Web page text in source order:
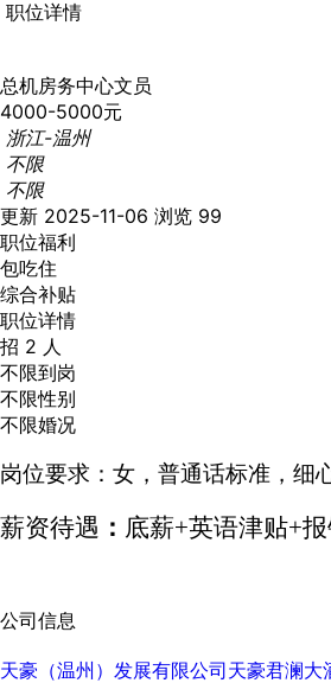
职位详情
总机房务中心文员
4000-5000元
浙江-温州
不限
不限
更新 2025-11-06 浏览 99
职位福利
包吃住
综合补贴
职位详情
招 2 人
不限到岗
不限性别
不限婚况
岗位要求 ： 女，普通话标准，细
薪资待遇 ： 底薪+英语津贴+
公司信息
天豪（温州）发展有限公司天豪君澜大